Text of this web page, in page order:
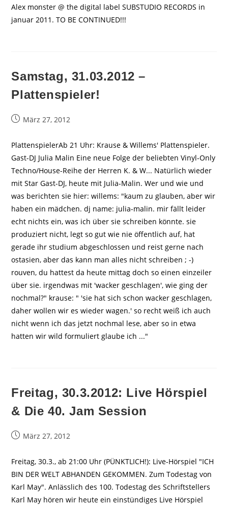
Alex monster @ the digital label SUBSTUDIO RECORDS in
januar 2011. TO BE CONTINUED!!!
Samstag, 31.03.2012 –
Plattenspieler!
BeitragMärz 27, 2012
PlattenspielerAb 21 Uhr: Krause & Willems' Plattenspieler.
Gast-DJ Julia Malin Eine neue Folge der beliebten Vinyl-Only
Techno/House-Reihe der Herren K. & W... Natürlich wieder
mit Star Gast-DJ, heute mit Julia-Malin. Wer und wie und
was berichten sie hier: willems: "kaum zu glauben, aber wir
haben ein mädchen. dj name: julia-malin. mir fällt leider
echt nichts ein, was ich über sie schreiben könnte. sie
produziert nicht, legt so gut wie nie öffentlich auf, hat
gerade ihr studium abgeschlossen und reist gerne nach
ostasien, aber das kann man alles nicht schreiben ; -)
rouven, du hattest da heute mittag doch so einen einzeiler
über sie. irgendwas mit 'wacker geschlagen', wie ging der
nochmal?" krause: " 'sie hat sich schon wacker geschlagen,
daher wollen wir es wieder wagen.' so recht weiß ich auch
nicht wenn ich das jetzt nochmal lese, aber so in etwa
hatten wir wild formuliert glaube ich ..."
Freitag, 30.3.2012: Live Hörspiel
& Die 40. Jam Session
BeitragMärz 27, 2012
Freitag, 30.3., ab 21:00 Uhr (PÜNKTLICH!): Live-Hörspiel "ICH
BIN DER WELT ABHANDEN GEKOMMEN. Zum Todestag von
Karl May". Anlässlich des 100. Todestag des Schriftstellers
Karl May hören wir heute ein einstündiges Live Hörspiel